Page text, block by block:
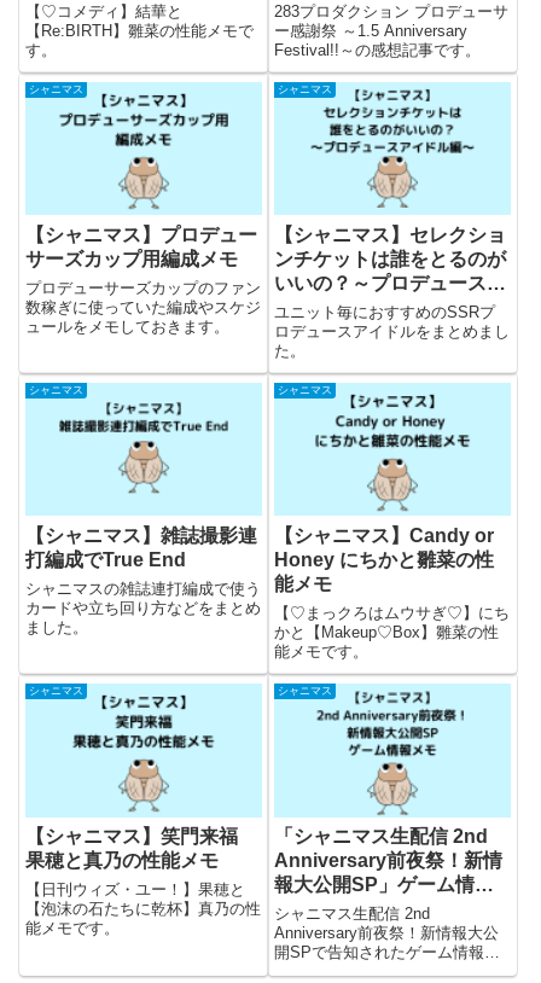
【♡コメディ】結華と
【Re:BIRTH】雛菜の性能メモで
す。
283プロダクション プロデューサ
ー感謝祭 ～1.5 Anniversary
Festival!!～の感想記事です。
シャニマス
【シャニマス】プロデュー
サーズカップ用編成メモ
プロデューサーズカップのファン
数稼ぎに使っていた編成やスケジ
ュールをメモしておきます。
シャニマス
【シャニマス】セレクショ
ンチケットは誰をとるのが
いいの？～プロデュースア
イドル編～
ユニット毎におすすめのSSRプ
ロデュースアイドルをまとめまし
た。
シャニマス
【シャニマス】雑誌撮影連
打編成でTrue End
シャニマスの雑誌連打編成で使う
カードや立ち回り方などをまとめ
ました。
シャニマス
【シャニマス】Candy or
Honey にちかと雛菜の性
能メモ
【♡まっクろはムウサぎ♡】にち
かと【Makeup♡Box】雛菜の性
能メモです。
シャニマス
【シャニマス】笑門来福
果穂と真乃の性能メモ
【日刊ウィズ・ユー！】果穂と
【泡沫の石たちに乾杯】真乃の性
能メモです。
シャニマス
「シャニマス生配信 2nd
Anniversary前夜祭！新情
報大公開SP」ゲーム情報
メモ
シャニマス生配信 2nd
Anniversary前夜祭！新情報大公
開SPで告知されたゲーム情報の
メモです。